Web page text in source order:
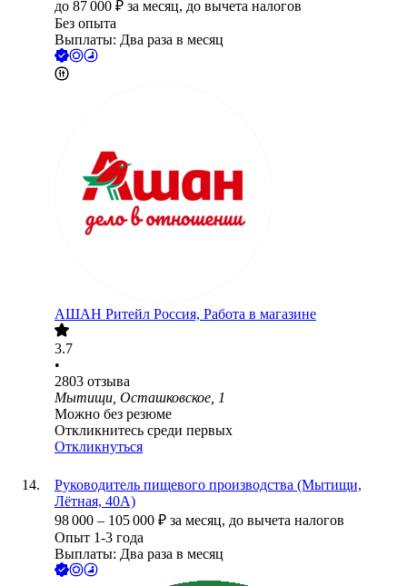
до 87 000 ₽ за месяц, до вычета налогов
Без опыта
Выплаты: Два раза в месяц
АШАН Ритейл Россия, Работа в магазине
3.7
•
2803 отзыва
Мытищи, Осташковское, 1
Можно без резюме
Откликнитесь среди первых
Откликнуться
Руководитель пищевого производства (Мытищи,
Лётная, 40А)
98 000 – 105 000 ₽ за месяц, до вычета налогов
Опыт 1-3 года
Выплаты: Два раза в месяц